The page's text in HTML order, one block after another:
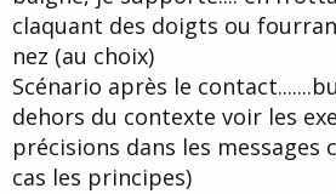
claquant des doigts ou
nez (au choix)
Scénario après le
dehors du contexte voir les
précisions dans les messages
cas les principes)